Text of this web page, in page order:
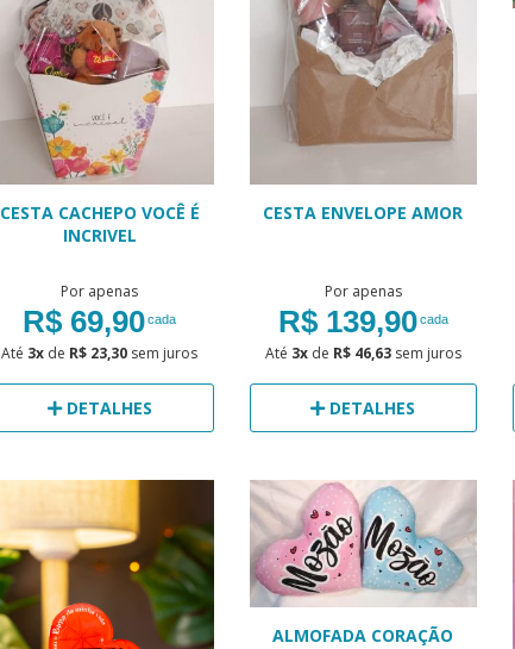
CESTA CACHEPO VOCÊ É
INCRIVEL
Por apenas
R$ 69,90cada
Até 3x de R$ 23,30 sem juros
DETALHES
CESTA ENVELOPE AMOR
Por apenas
R$ 139,90cada
Até 3xde R$ 46,63sem juros
DETALHES
ALMOFADA CORAÇÃO